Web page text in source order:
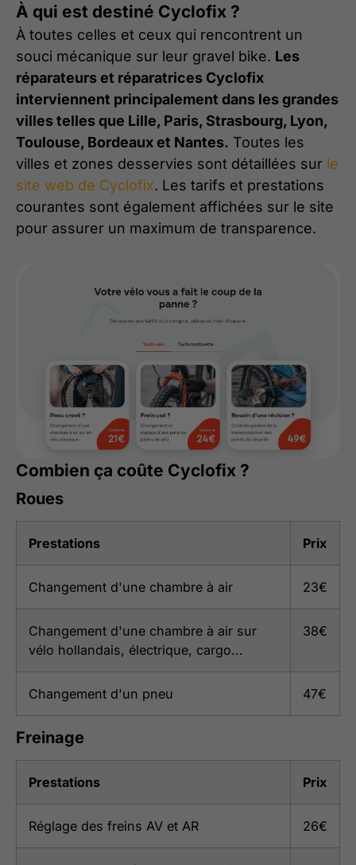
À qui est destiné Cyclofix ?
À toutes celles et ceux qui rencontrent un
souci mécanique sur leur gravel bike. Les
réparateurs et réparatrices Cyclofix
interviennent principalement dans les grandes
villes telles que Lille, Paris, Strasbourg, Lyon,
Toulouse, Bordeaux et Nantes. Toutes les
villes et zones desservies sont détaillées sur le
site web de Cyclofix. Les tarifs et prestations
courantes sont également affichées sur le site
pour assurer un maximum de transparence.
Combien ça coûte Cyclofix ?
Roues
Prestations Prix
Changement d'une chambre à air 23€
Changement d'une chambre à air sur
vélo hollandais, électrique, cargo...
38€
Changement d'un pneu 47€
Freinage
Prestations Prix
Réglage des freins AV et AR 26€